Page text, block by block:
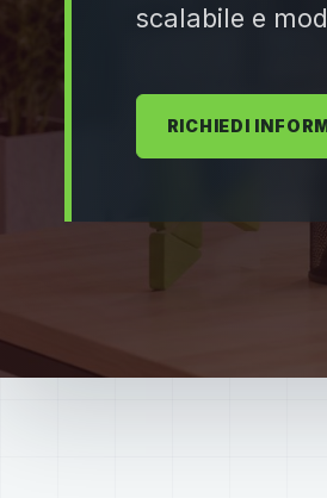
scalabile e
RICHIEDI